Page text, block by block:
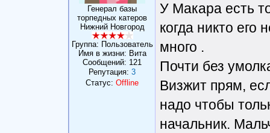
Генерал базы
торпедных катеров
Нижний Новгород
Группа: Пользователь
Имя в жизни: Вита
Сообщений: 121
Репутация: 3
Статус: Offline
У Макара есть
когда никто его
много .
Почти без
Визжит прям,
надо чтобы
начальник.